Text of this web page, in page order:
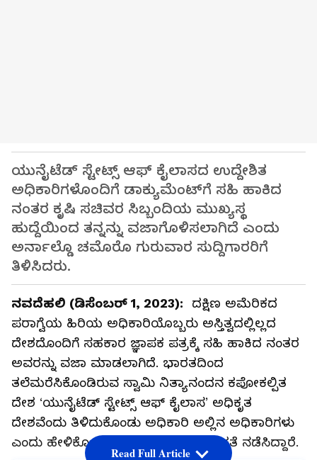
ಯುನೈಟೆಡ್ ಸ್ಟೇಟ್ಸ್ ಆಫ್ ಕೈಲಾಸದ ಉದ್ದೇಶಿತ
ಅಧಿಕಾರಿಗಳೊಂದಿಗೆ ಡಾಕ್ಯುಮೆಂಟ್‌ಗೆ ಸಹಿ ಹಾಕಿದ
ನಂತರ ಕೃಷಿ ಸಚಿವರ ಸಿಬ್ಬಂದಿಯ ಮುಖ್ಯಸ್ಥ
ಹುದ್ದೆಯಿಂದ ತನ್ನನ್ನು ವಜಾಗೊಳಿಸಲಾಗಿದೆ ಎಂದು
ಅರ್ನಾಲ್ಡೊ ಚಮೊರೊ ಗುರುವಾರ ಸುದ್ದಿಗಾರರಿಗೆ
ತಿಳಿಸಿದರು.
ನವದೆಹಲಿ (ಡಿಸೆಂಬರ್ 1, 2023): ದಕ್ಷಿಣ ಅಮೆರಿಕದ
ಪರಾಗ್ವೆಯ ಹಿರಿಯ ಅಧಿಕಾರಿಯೊಬ್ಬರು ಅಸ್ತಿತ್ವದಲ್ಲಿಲ್ಲದ
ದೇಶದೊಂದಿಗೆ ಸಹಕಾರ ಜ್ಞಾಪಕ ಪತ್ರಕ್ಕೆ ಸಹಿ ಹಾಕಿದ ನಂತರ
ಅವರನ್ನು ವಜಾ ಮಾಡಲಾಗಿದೆ. ಭಾರತದಿಂದ
ತಲೆಮರೆಸಿಕೊಂಡಿರುವ ಸ್ವಾಮಿ ನಿತ್ಯಾನಂದನ ಕಪೋಕಲ್ಪಿತ
ದೇಶ ‘ಯುನೈಟೆಡ್ ಸ್ಟೇಟ್ಸ್ ಆಫ್ ಕೈಲಾಸ’ ಅಧಿಕೃತ
ದೇಶವೆಂದು ತಿಳಿದುಕೊಂಡು ಅಧಿಕಾರಿ ಅಲ್ಲಿನ ಅಧಿಕಾರಿಗಳು
ಎಂದು ಹೇಳಿಕೊಂಡು ಬಂದವರ ಜತೆ ಮಾತುಕತೆ ನಡೆಸಿದ್ದಾರೆ.
Read Full Article